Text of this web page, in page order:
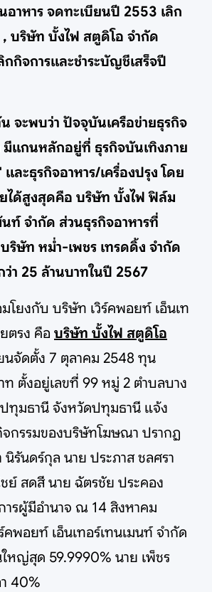
อาหาร จดทะเบียนปี 2553 เลิก
บริษัท บั้งไฟ สตูดิโอ จำกัด
กิจการและชำระบัญชีเสร็จปี
จะพบว่า ปัจจุบันเครือข่ายธุรกิจ
แกนหลักอยู่ที่ ธุรกิจบันเทิงภาย
ละธุรกิจอาหาร/เครื่องปรุง โดย
ได้สูงสุดคือ บริษัท บั้งไฟ ฟิล์ม
นท์ จำกัด ส่วนธุรกิจอาหารที่
ริษัท หม่ำ-เพชร เทรดดิ้ง จำกัด
ว่า 25 ล้านบาทในปี 2567
โยงกับ บริษัท เวิร์คพอยท์ เอ็นเท
ตรง คือ บริษัท บั้งไฟ สตูดิโอ
นจัดตั้ง 7 ตุลาคม 2548 ทุน
ตั้งอยู่เลขที่ 99 หมู่ 2 ตำบลบาง
ทุมธานี จังหวัดปทุมธานี แจ้ง
กรรมของบริษัทโฆษณา ปรากฏ
รันดร์กุล นาย ประภาส ชลศรา
สดสี นาย ฉัตรชัย ประคอง
ารผู้มีอำนาจ ณ 14 สิงหาคม
คพอยท์ เอ็นเทอร์เทนเมนท์ จำกัด
หญ่สุด 59.9990% นาย เพ็ชร
40%